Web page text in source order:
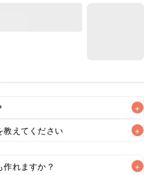
+
なるべくお早めにお召し上が
教えてください +
れますか？ +